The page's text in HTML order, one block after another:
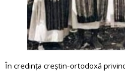
În credința creștin-ortodoxă